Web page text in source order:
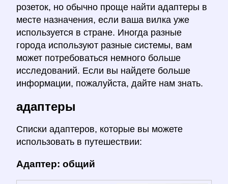
розеток, но обычно проще найти адаптеры в
месте назначения, если ваша вилка уже
используется в стране. Иногда разные
города используют разные системы, вам
может потребоваться немного больше
исследований. Если вы найдете больше
информации, пожалуйста, дайте нам знать.
адаптеры
Списки адаптеров, которые вы можете
использовать в путешествии:
Адаптер: общий